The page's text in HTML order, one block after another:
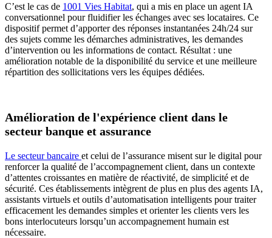
C’est le cas de 1001 Vies Habitat, qui a mis en place un agent IA
conversationnel pour fluidifier les échanges avec ses locataires. Ce
dispositif permet d’apporter des réponses instantanées 24h/24 sur
des sujets comme les démarches administratives, les demandes
d’intervention ou les informations de contact. Résultat : une
amélioration notable de la disponibilité du service et une meilleure
répartition des sollicitations vers les équipes dédiées.
Amélioration de l'expérience client dans le
secteur banque et assurance
Le secteur bancaire et celui de l’assurance misent sur le digital pour
renforcer la qualité de l’accompagnement client, dans un contexte
d’attentes croissantes en matière de réactivité, de simplicité et de
sécurité. Ces établissements intègrent de plus en plus des agents IA,
assistants virtuels et outils d’automatisation intelligents pour traiter
efficacement les demandes simples et orienter les clients vers les
bons interlocuteurs lorsqu’un accompagnement humain est
nécessaire.